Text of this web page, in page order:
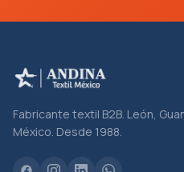
Fabricante textil B2B. León,
México. Desde 1988.